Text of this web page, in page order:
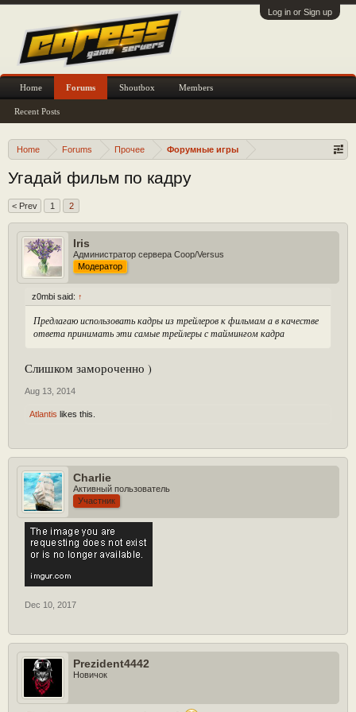
Log in or Sign up
Home Forums Прочее Форумные игры
Угадай фильм по кадру
< Prev 1 2
Iris
Администратор сервера Coop/Versus
Модератор
z0mbi said: ↑
Предлагаю использовать кадры из трейлеров к фильмам а в качестве
ответа принимать эти самые трейлеры с таймингом кадра
Слишком замороченно )
Aug 13, 2014
Atlantis likes this.
Charlie
Активный пользователь
Участник
Dec 10, 2017
Prezident4442
Новичок
Home Forums
Recent Posts
Shoutbox Members